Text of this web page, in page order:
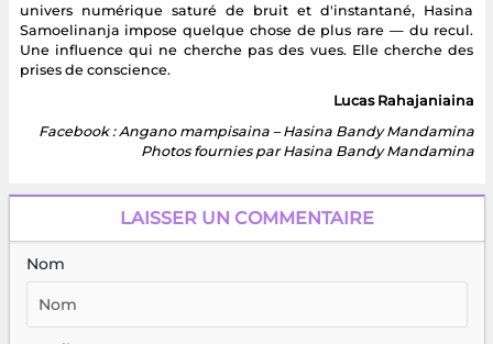
univers numérique saturé de bruit et d'instantané, Hasina
Samoelinanja impose quelque chose de plus rare — du recul.
Une influence qui ne cherche pas des vues. Elle cherche des
prises de conscience.
Lucas Rahajaniaina
Facebook : Angano mampisaina – Hasina Bandy Mandamina
Photos fournies par Hasina Bandy Mandamina
LAISSER UN COMMENTAIRE
Nom